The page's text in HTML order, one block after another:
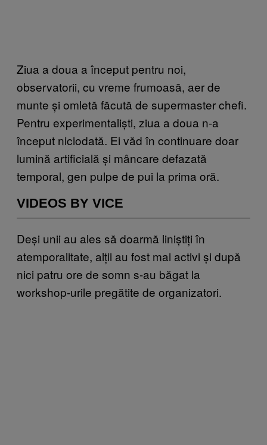
Ziua a doua a început pentru noi,
observatorii, cu vreme frumoasă, aer de
munte și omletă făcută de supermaster chefi.
Pentru experimentaliști, ziua a doua n-a
început niciodată. Ei văd în continuare doar
lumină artificială și mâncare defazată
temporal, gen pulpe de pui la prima oră.
VIDEOS BY VICE
Deși unii au ales să doarmă liniștiți în
atemporalitate, alții au fost mai activi și după
nici patru ore de somn s-au băgat la
workshop-urile pregătite de organizatori.